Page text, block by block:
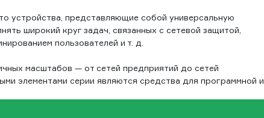
устройства, представляющие собой универсальную
широкий круг задач, связанных с сетевой защитой,
пользователей и т. д.
масштабов — от сетей предприятий до сетей
элементами серии являются средства для программной и